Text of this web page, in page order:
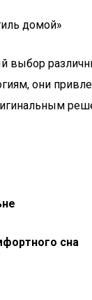
домой»
выбор
они
сна